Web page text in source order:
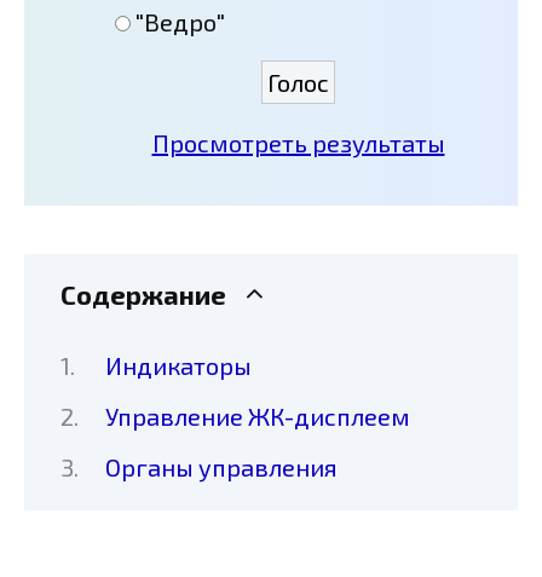
"Ведро"
Просмотреть результаты
Содержание
Индикаторы
Управление ЖК-дисплеем
Органы управления